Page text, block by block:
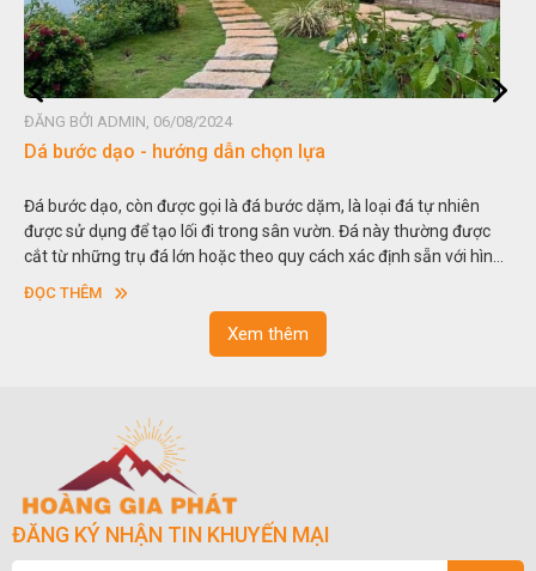
BỞI ADMIN, 06/08/2024
bước dạo - hướng dẫn chọn lựa
bước dạo, còn được gọi là đá bước dặm, là loại đá tự nhiên
sử dụng để tạo lối đi trong sân vườn. Đá này thường được
từ những trụ đá lớn hoặc theo quy cách xác định sẵn với hình
hoặc hình chữ nhật và có độ dày khác nhau.
THÊM
Xem thêm
ĐĂNG KÝ NHẬN TIN KHUYẾN MẠI